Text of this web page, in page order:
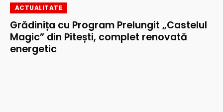
ACTUALITATE
Grădinița cu Program Prelungit „Castelul
Magic” din Pitești, complet renovată
energetic